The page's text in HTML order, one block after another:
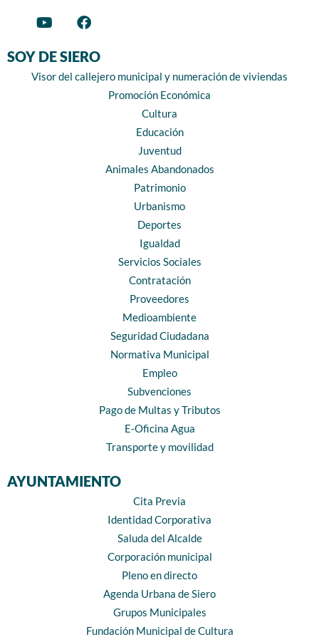
SOY DE SIERO
Visor del callejero municipal y numeración de viviendas
Promoción Económica
Cultura
Educación
Juventud
Animales Abandonados
Patrimonio
Urbanismo
Deportes
Igualdad
Servicios Sociales
Contratación
Proveedores
Medioambiente
Seguridad Ciudadana
Normativa Municipal
Empleo
Subvenciones
Pago de Multas y Tributos
E-Oficina Agua
Transporte y movilidad
AYUNTAMIENTO
Cita Previa
Identidad Corporativa
Saluda del Alcalde
Corporación municipal
Pleno en directo
Agenda Urbana de Siero
Grupos Municipales
Fundación Municipal de Cultura